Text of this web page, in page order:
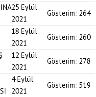
25 Eylül
2021
Gösterim: 264
18 Eylül
2021
Gösterim: 260
12 Eylül
2021
Gösterim: 278
4 Eylül
2021
Gösterim: 519